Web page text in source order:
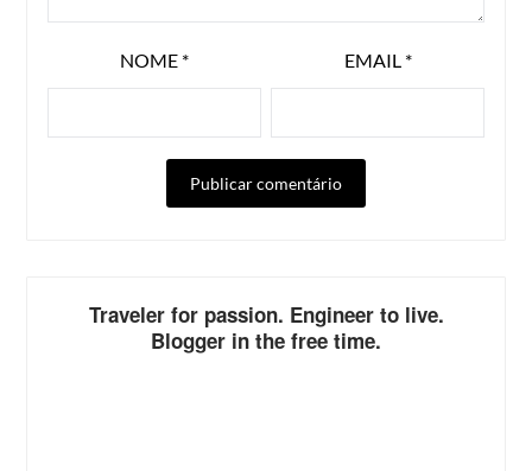
NOME * EMAIL *
Traveler for passion. Engineer to live.
Blogger in the free time.